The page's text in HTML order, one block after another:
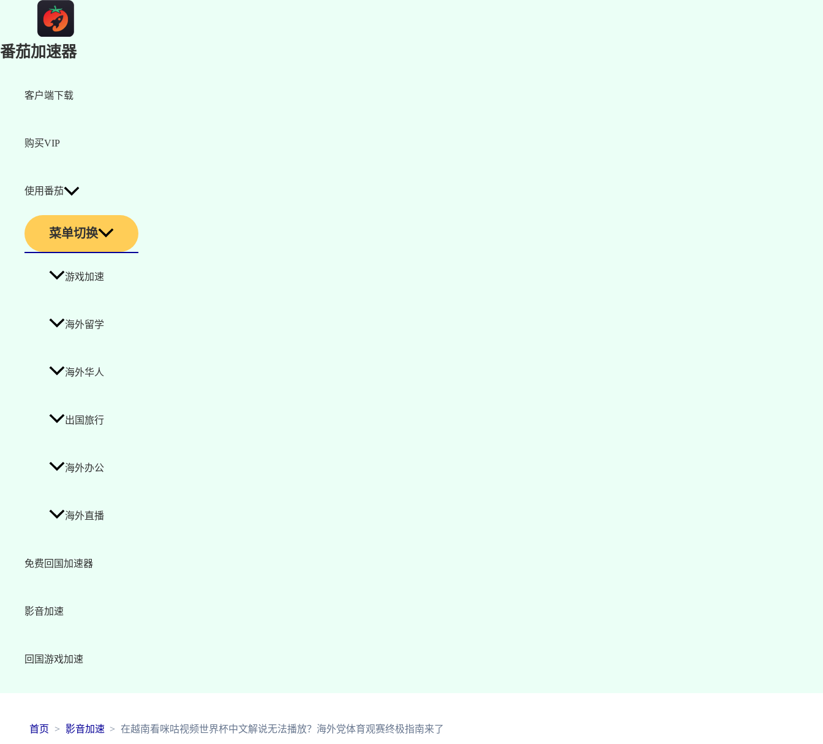
番茄加速器
客户端下载
购买VIP
使用番茄
菜单切换
游戏加速
海外留学
海外华人
出国旅行
海外办公
海外直播
免费回国加速器
影音加速
回国游戏加速
首页 影音加速 在越南看咪咕视频世界杯中文解说无法播放？海外党体育观赛终极指南来了